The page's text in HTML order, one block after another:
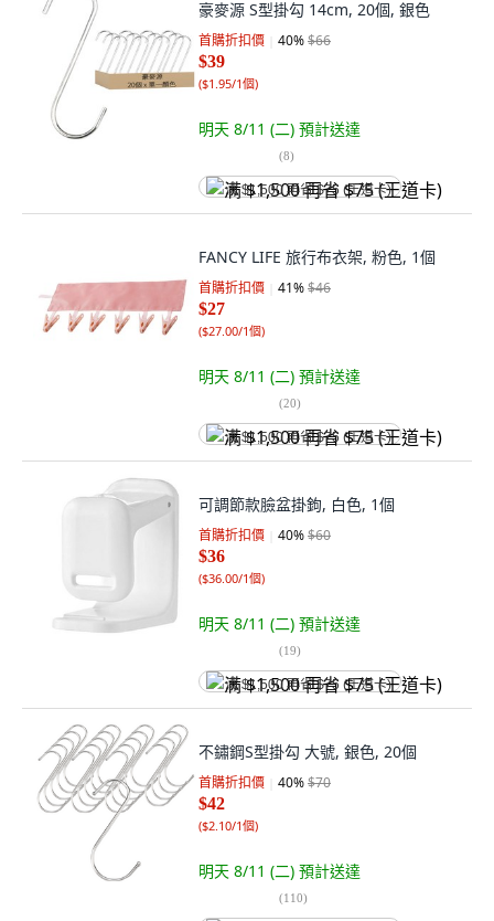
豪麥源 S型掛勾 14cm, 20個, 銀色
首購折扣價 40%$66
$39
($1.95/1個)
明天 8/11 (二) 預計送達
(8)
满 $1,500 再省 $75 (王道卡)
FANCY LIFE 旅行布衣架, 粉色, 1個
首購折扣價 41%$46
$27
($27.00/1個)
明天 8/11 (二) 預計送達
(20)
满 $1,500 再省 $75 (王道卡)
可調節款臉盆掛鉤, 白色, 1個
首購折扣價 40%$60
$36
($36.00/1個)
明天 8/11 (二) 預計送達
(19)
满 $1,500 再省 $75 (王道卡)
不鏽鋼S型掛勾 大號, 銀色, 20個
首購折扣價 40%$70
$42
($2.10/1個)
明天 8/11 (二) 預計送達
(110)